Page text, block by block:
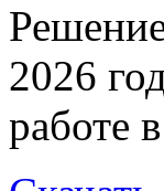
2026
работе